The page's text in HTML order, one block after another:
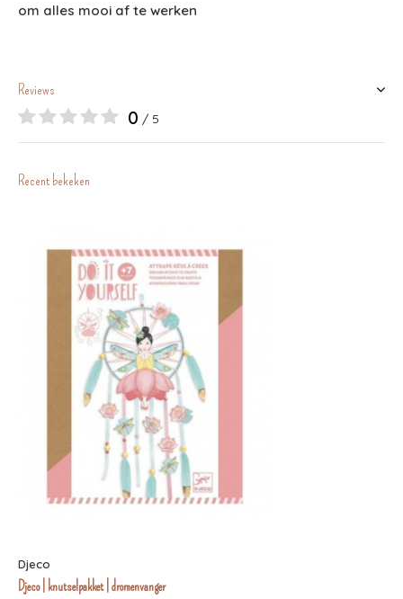
om alles mooi af te werken
Reviews
0 / 5
Recent bekeken
Djeco
Djeco | knutselpakket | dromenvanger